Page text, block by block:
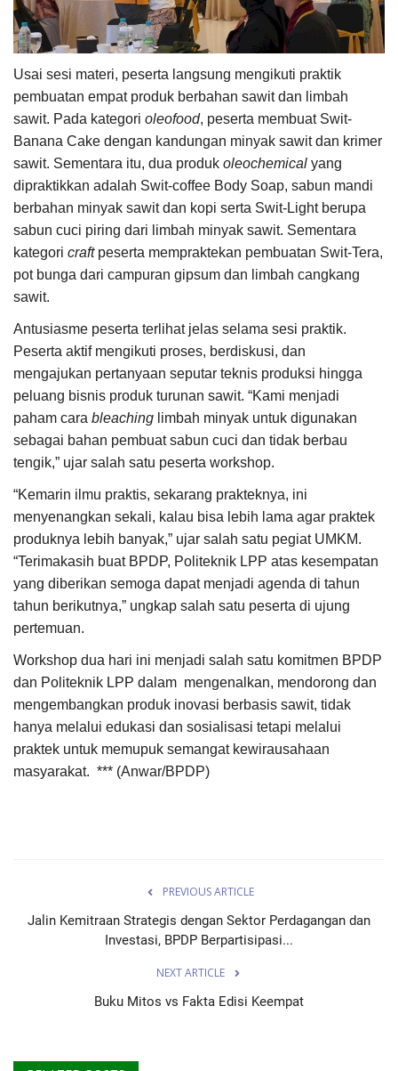
Usai sesi materi, peserta langsung mengikuti praktik
pembuatan empat produk berbahan sawit dan limbah
sawit. Pada kategori oleofood, peserta membuat Swit-
Banana Cake dengan kandungan minyak sawit dan krimer
sawit. Sementara itu, dua produk oleochemical yang
dipraktikkan adalah Swit-coffee Body Soap, sabun mandi
berbahan minyak sawit dan kopi serta Swit-Light berupa
sabun cuci piring dari limbah minyak sawit. Sementara
kategori craftpeserta mempraktekan pembuatan Swit-Tera,
pot bunga dari campuran gipsum dan limbah cangkang
sawit.
Antusiasme peserta terlihat jelas selama sesi praktik.
Peserta aktif mengikuti proses, berdiskusi, dan
mengajukan pertanyaan seputar teknis produksi hingga
peluang bisnis produk turunan sawit. “Kami menjadi
paham cara bleaching limbah minyak untuk digunakan
sebagai bahan pembuat sabun cuci dan tidak berbau
tengik,” ujar salah satu peserta workshop.
“Kemarin ilmu praktis, sekarang prakteknya, ini
menyenangkan sekali, kalau bisa lebih lama agar praktek
produknya lebih banyak,” ujar salah satu pegiat UMKM.
“Terimakasih buat BPDP, Politeknik LPP atas kesempatan
yang diberikan semoga dapat menjadi agenda di tahun
tahun berikutnya,” ungkap salah satu peserta di ujung
pertemuan.
Workshop dua hari ini menjadi salah satu komitmen BPDP
dan Politeknik LPP dalam mengenalkan, mendorong dan
mengembangkan produk inovasi berbasis sawit, tidak
hanya melalui edukasi dan sosialisasi tetapi melalui
praktek untuk memupuk semangat kewirausahaan
masyarakat. *** (Anwar/BPDP)
PREVIOUS ARTICLE
Jalin Kemitraan Strategis dengan Sektor Perdagangan dan
Investasi, BPDP Berpartisipasi...
NEXT ARTICLE
Buku Mitos vs Fakta Edisi Keempat